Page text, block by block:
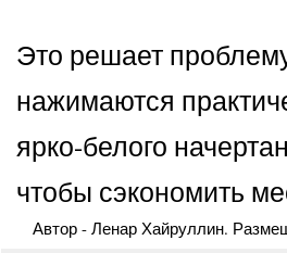
Это решает
нажимаются
ярко-белого
чтобы сэкономить
Автор - Ленар Хайруллин.